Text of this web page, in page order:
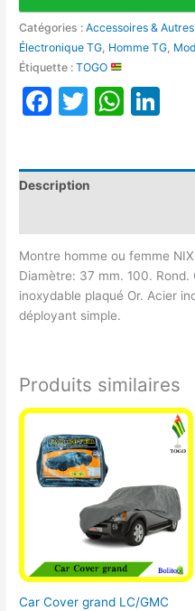
Catégories :Accessoires &
Électronique TG Homme TG
Étiquette :TOGO
Facebook
Twitter
Description
Montre homme ou femme
Diamètre: 37 mm. 100.
inoxydable plaqué Or. Acier
déployant simple.
Produits similaires
Car Cover grand LC/GMC